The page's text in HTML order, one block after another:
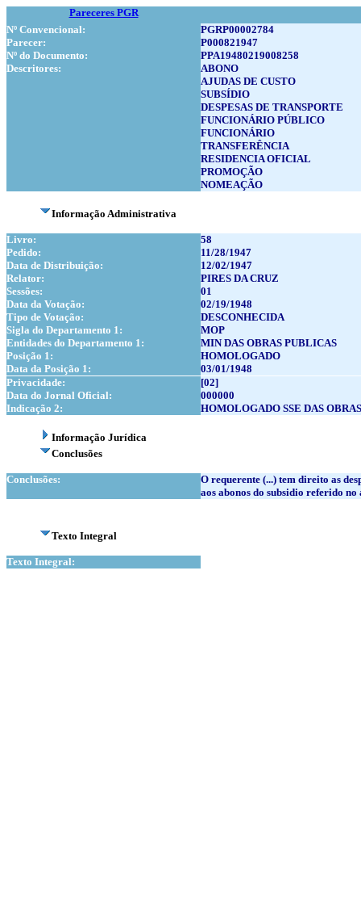
Pareceres PGR
Nº Convencional:
PGRP00002784
Parecer:
P000821947
Nº do Documento:
PPA19480219008258
Descritores:
ABONO
AJUDAS DE CUSTO
SUBSÍDIO
DESPESAS DE TRANSPORTE
FUNCIONÁRIO PÚBLICO
FUNCIONÁRIO
TRANSFERÊNCIA
RESIDENCIA OFICIAL
PROMOÇÃO
NOMEAÇÃO
Informação Administrativa
Livro:
58
Pedido:
11/28/1947
Data de Distribuição:
12/02/1947
Relator:
PIRES DA CRUZ
Sessões:
01
Data da Votação:
02/19/1948
Tipo de Votação:
DESCONHECIDA
Sigla do Departamento 1:
MOP
Entidades do Departamento 1:
MIN DAS OBRAS PUBLICAS
Posição 1:
HOMOLOGADO
Data da Posição 1:
03/01/1948
Privacidade:
[02]
Data do Jornal Oficial:
000000
Indicação 2:
HOMOLOGADO SSE DAS
Informação Jurídica
Conclusões
Conclusões:
O requerente (...) tem direito as
aos abonos do subsidio referido no
Texto Integral
Texto Integral: